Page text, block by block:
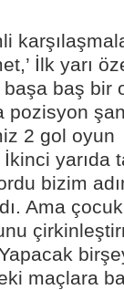
İlk yarı
baş bir
2 gol oyun
yarıda
bizim
Ama
maçlara